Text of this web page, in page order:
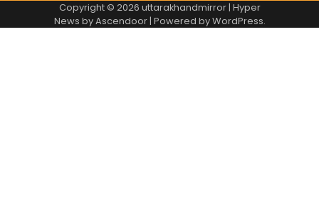
Copyright © 2026 uttarakhandmirror| Hyper
News byAscendoor| Powered byWordPress.